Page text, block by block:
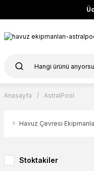
Anasayfa AstralPool
Havuz Çevresi
Stoktakiler